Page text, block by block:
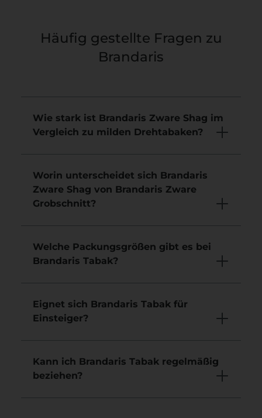
Häufig gestellte Fragen zu
Brandaris
Wie stark ist Brandaris Zware Shag im
Vergleich zu milden Drehtabaken?
Worin unterscheidet sich Brandaris
Zware Shag von Brandaris Zware
Grobschnitt?
Welche Packungsgrößen gibt es bei
Brandaris Tabak?
Eignet sich Brandaris Tabak für
Einsteiger?
Kann ich Brandaris Tabak regelmäßig
beziehen?